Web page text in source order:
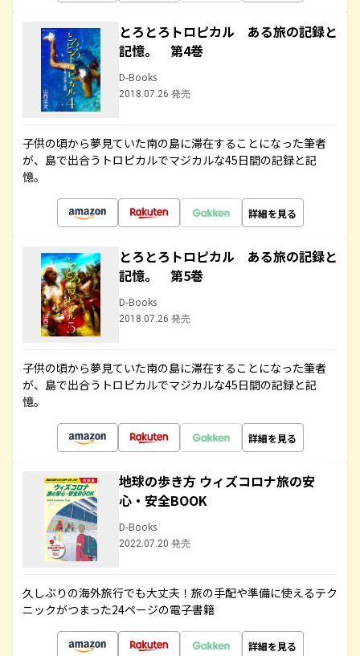
とろとろトロピカル ある旅の記録と
記憶。 第4巻
D-Books
2018.07.26 発売
子供の頃から夢見ていた南の島に滞在することになった筆者
が、島で出合うトロピカルでマジカルな45日間の記録と記
憶。
詳細を見る
とろとろトロピカル ある旅の記録と
記憶。 第5巻
D-Books
2018.07.26 発売
子供の頃から夢見ていた南の島に滞在することになった筆者
が、島で出合うトロピカルでマジカルな45日間の記録と記
憶。
詳細を見る
地球の歩き方 ウィズコロナ旅の安
心・安全BOOK
D-Books
2022.07.20 発売
久しぶりの海外旅行でも大丈夫！旅の手配や準備に使えるテク
ニックがつまった24ページの電子書籍
詳細を見る